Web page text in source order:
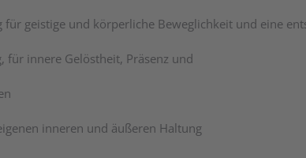
für geistige und körperliche Beweglichkeit und eine
für innere Gelöstheit, Präsenz und
inneren und äußeren Haltung